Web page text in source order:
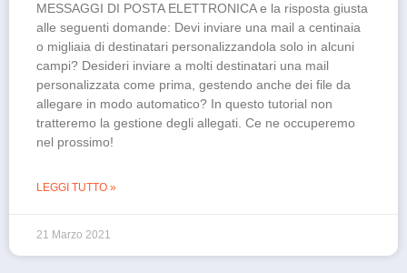
MESSAGGI DI POSTA ELETTRONICA e la risposta giusta
alle seguenti domande: Devi inviare una mail a centinaia
o migliaia di destinatari personalizzandola solo in alcuni
campi? Desideri inviare a molti destinatari una mail
personalizzata come prima, gestendo anche dei file da
allegare in modo automatico? In questo tutorial non
tratteremo la gestione degli allegati. Ce ne occuperemo
nel prossimo!
LEGGI TUTTO »
21 Marzo 2021